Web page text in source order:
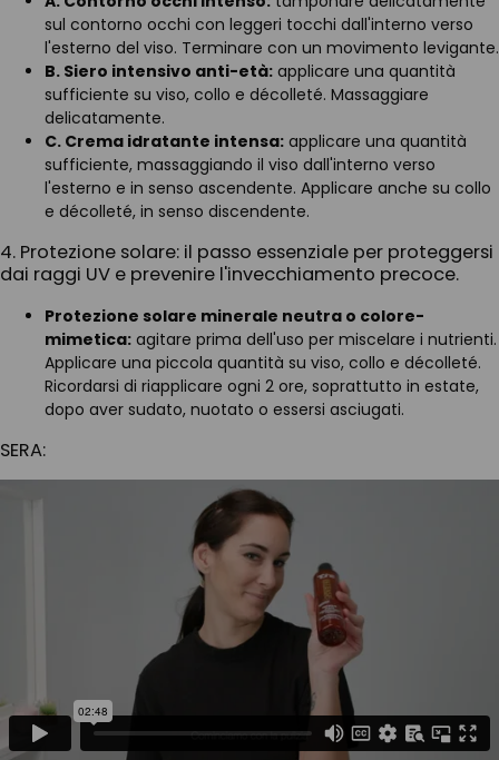
sul contorno occhi con leggeri tocchi dall'interno verso
l'esterno del viso. Terminare con un movimento levigante.
B. Siero intensivo anti-età: applicare una quantità
sufficiente su viso, collo e décolleté. Massaggiare
delicatamente.
C. Crema idratante intensa: applicare una quantità
sufficiente, massaggiando il viso dall'interno verso
l'esterno e in senso ascendente. Applicare anche su collo
e décolleté, in senso discendente.
4. Protezione solare: il passo essenziale per proteggersi
dai raggi UV e prevenire l'invecchiamento precoce.
Protezione solare minerale neutra o colore-
mimetica: agitare prima dell'uso per miscelare i nutrienti.
Applicare una piccola quantità su viso, collo e décolleté.
Ricordarsi di riapplicare ogni 2 ore, soprattutto in estate,
dopo aver sudato, nuotato o essersi asciugati.
SERA: